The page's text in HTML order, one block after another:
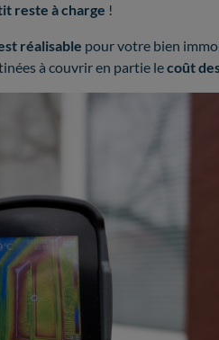
reste à charge !
réalisable pour votre bien
à couvrir en partie lecoût